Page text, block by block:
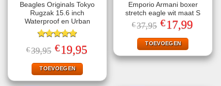
Beagles Originals Tokyo
Rugzak 15.6 inch
Waterproof en Urban
Gewaardeerd
5.00uit 5
€39,95 Oorspronkelijke
prijs
was:
€39,95.
€19,95prijs
TOEVOEGEN
Emporio Armani boxer
stretch eagle wit maat S
€37,95 Oorspronkelijke
prijs
was:
€37,95.
€17,99Huidige
prijs
TOEVOEGEN